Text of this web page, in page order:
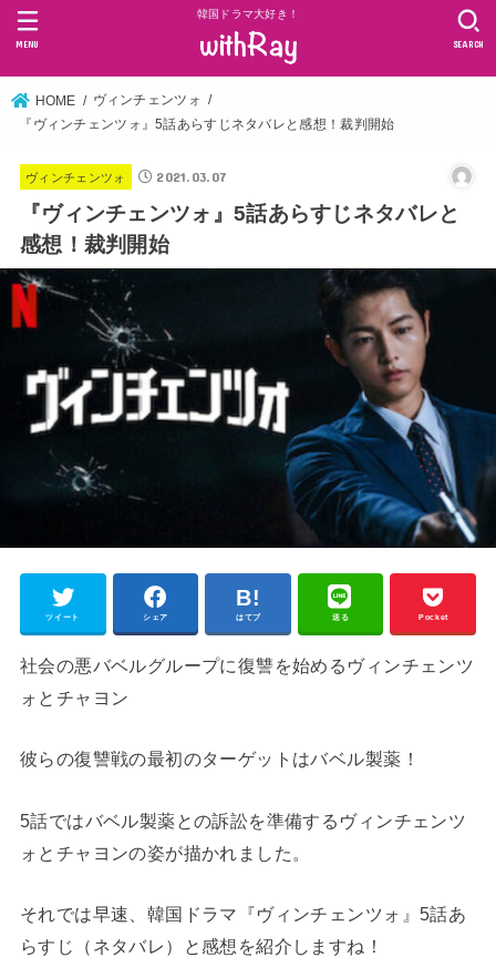
韓国ドラマ大好き！
SEARCH
MENU
HOME
ヴィンチェンツォ
『ヴィンチェンツォ』5話あらすじネタバレと感想！裁判開始
ヴィンチェンツォ 2021.03.07
『ヴィンチェンツォ』5話あらすじネタバレと
感想！裁判開始
ツイート シェア はてブ 送る Pocket
社会の悪バベルグループに復讐を始めるヴィンチェンツ
ォとチャヨン
彼らの復讐戦の最初のターゲットはバベル製薬！
5話ではバベル製薬との訴訟を準備するヴィンチェンツ
ォとチャヨンの姿が描かれました。
それでは早速、韓国ドラマ『ヴィンチェンツォ』5話あ
らすじ（ネタバレ）と感想を紹介しますね！